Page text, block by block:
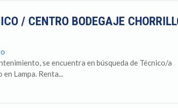
/ CENTRO BODEGAJE
se encuentra en búsqueda de Técnico/a
Lampa. Renta...